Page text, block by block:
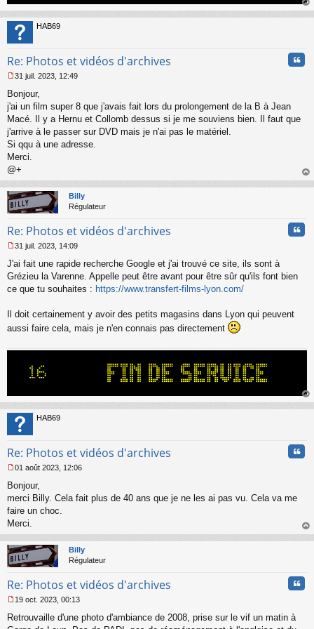
au
HAB69
Re: Photos et vidéos d'archives
e
s
g
e
n
o
l
u
31 juil. 2023, 12:49
Bonjour,
j'ai un film super 8 que j'avais fait lors du prolongement de la B à Jean
Macé. Il y a Hernu et Collomb dessus si je me souviens bien. Il faut que
j'arrive à le passer sur DVD mais je n'ai pas le matériel.
Si qqu à une adresse.
Merci.
@+
au
Billy
Régulateur
Re: Photos et vidéos d'archives
e
s
s
e
n
n
31 juil. 2023, 14:09
J'ai fait une rapide recherche Google et j'ai trouvé ce site, ils sont à
Grézieu la Varenne. Appelle peut être avant pour être sûr qu'ils font bien
ce que tu souhaites : https://www.transfert-films-lyon.com/
Il doit certainement y avoir des petits magasins dans Lyon qui peuvent
aussi faire cela, mais je n'en connais pas directement
au
HAB69
Re: Photos et vidéos d'archives
e
s
s
g
n
o
u
01 août 2023, 12:06
Bonjour,
merci Billy. Cela fait plus de 40 ans que je ne les ai pas vu. Cela va me
faire un choc.
Merci.
au
Billy
Régulateur
Re: Photos et vidéos d'archives
e
19 oct. 2023, 00:13
Retrouvaille d'une photo d'ambiance de 2008, prise sur le vif un matin à